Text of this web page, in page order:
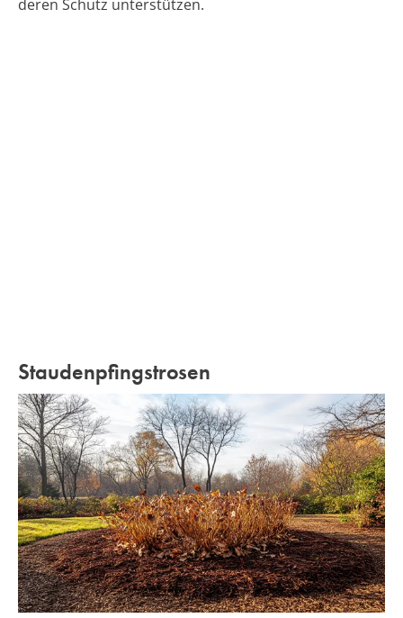
deren Schutz unterstützen.
Staudenpfingstrosen